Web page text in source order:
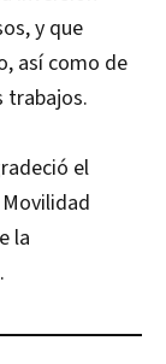
y que
así como de
trabajos.
el
la